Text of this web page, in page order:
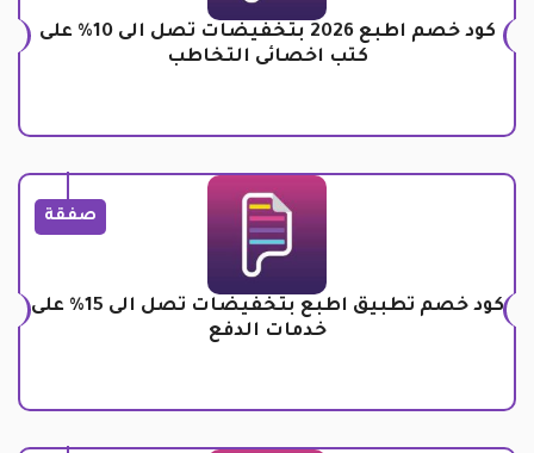
كود خصم اطبع 2026 بتخفيضات تصل الى 10% على
كتب اخصائى التخاطب
صفقة
كود خصم تطبيق اطبع بتخفيضات تصل الى 15% على
خدمات الدفع